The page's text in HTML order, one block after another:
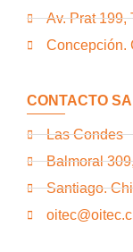
Av. Prat 199,
Concepción.
CONTACTO
Las Condes
Balmoral
Santiago.
oitec@oitec.cl